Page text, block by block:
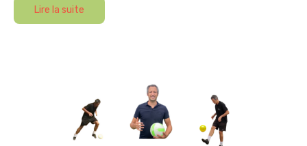
Lire la suite